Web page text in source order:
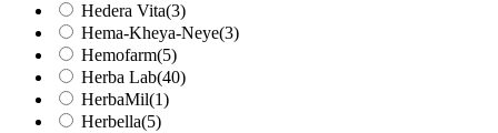
Hedera Vita(3)
Hema-Kheya-Neye(3)
Hemofarm(5)
Herba Lab(40)
HerbaMil(1)
Herbella(5)